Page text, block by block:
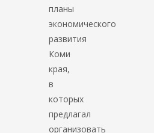
планы
экономического
развития
Коми
края,
в
которых
предлагал
организовать